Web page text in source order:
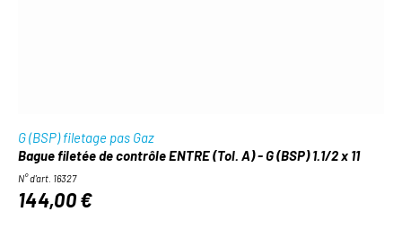
G (BSP) filetage pas Gaz
Bague filetée de contrôle ENTRE (Tol. A) - G (BSP) 1.1/2 x 11
N° d'art. 16327
144,00 €